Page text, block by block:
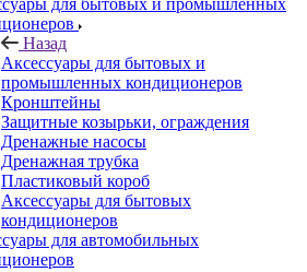
для бытовых и промышленных
Назад
Аксессуары для бытовых и
промышленных кондиционеров
Кронштейны
Защитные козырьки, ограждения
Дренажные насосы
Дренажная трубка
Пластиковый короб
Аксессуары для бытовых
кондиционеров
для автомобильных